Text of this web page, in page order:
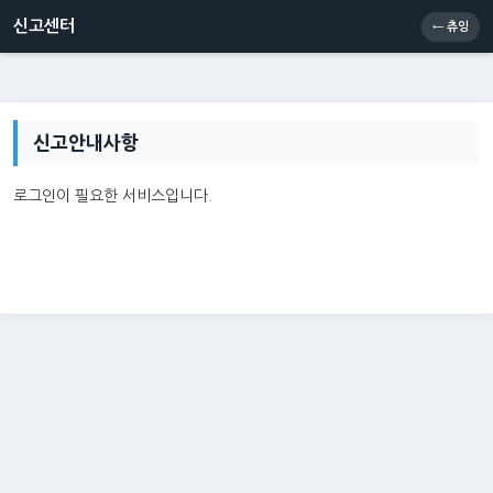
신고센터 메인
신고센터 ← 츄잉
신고안내사항
로그인이 필요한 서비스입니다.